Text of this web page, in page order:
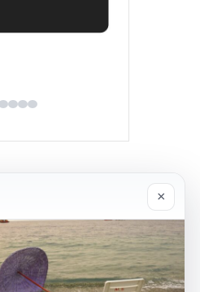
×